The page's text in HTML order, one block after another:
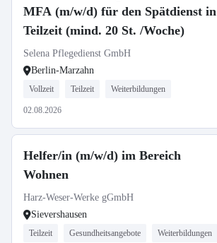
MFA (m/w/d) für den Spätdienst in
Teilzeit (mind. 20 St. /Woche)
Selena Pflegedienst GmbH
Berlin-Marzahn
Vollzeit Teilzeit Weiterbildungen
02.08.2026
Helfer/in (m/w/d) im Bereich
Wohnen
Harz-Weser-Werke gGmbH
Sievershausen
Teilzeit Gesundheitsangebote Weiterbildungen